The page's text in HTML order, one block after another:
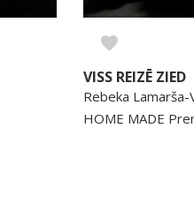
VISS REIZĒ ZIED
Rebeka Lamarša-
HOME MADE